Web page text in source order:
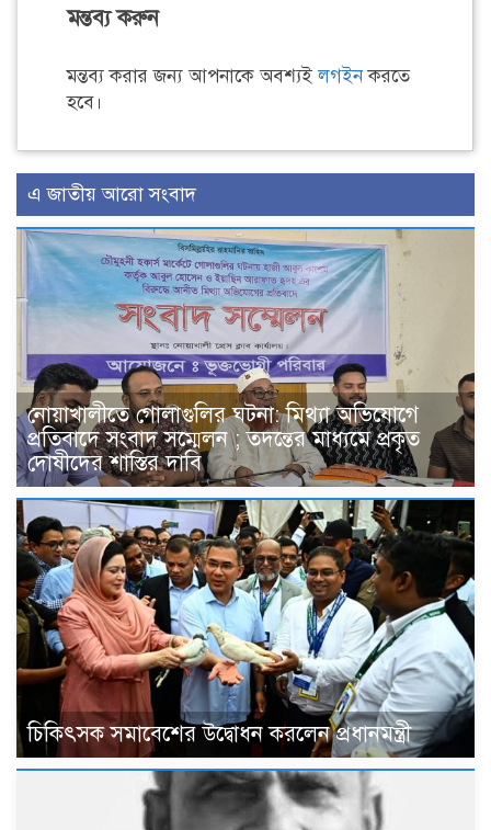
মন্তব্য করুন
মন্তব্য করার জন্য আপনাকে অবশ্যইলগইনকরতে
হবে।
এ জাতীয় আরো সংবাদ
নোয়াখালীতে গোলাগুলির ঘটনা: মিথ্যা অভিযোগে
প্রতিবাদে সংবাদ সম্মেলন ; তদন্তের মাধ্যমে প্রকৃত
দোষীদের শাস্তির দাবি
চিকিৎসক সমাবেশের উদ্বোধন করলেন প্রধানমন্ত্রী